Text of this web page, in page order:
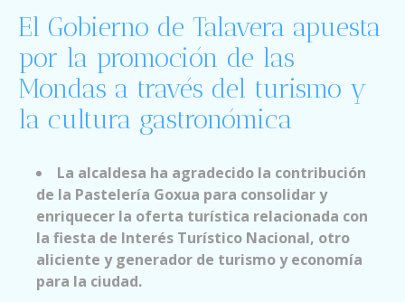
El Gobierno de Talavera apuesta
por la promoción de las
Mondas a través del turismo y
la cultura gastronómica
La alcaldesa ha agradecido la contribución
de la Pastelería Goxua para consolidar y
enriquecer la oferta turística relacionada con
la fiesta de Interés Turístico Nacional, otro
aliciente y generador de turismo y economía
para la ciudad.